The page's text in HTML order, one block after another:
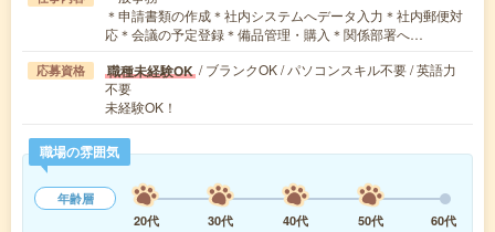
＊申請書類の作成＊社内システムへデータ入力＊社内郵便対
応＊会議の予定登録＊備品管理・購入＊関係部署へ…
応募資格 職種未経験OK / ブランクOK / パソコンスキル不要 / 英語力
不要
未経験OK！
職場の雰囲気
年齢層
20代
30代 40代 50代
60代